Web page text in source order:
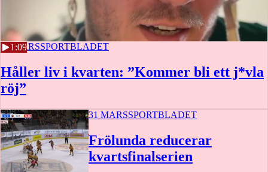
1:09
31 MARSSPORTBLADET
Håller liv i kvarten: ”Kommer bli ett j*vla
röj”
31 MARSSPORTBLADET
Frölunda reducerar
kvartsfinalserien